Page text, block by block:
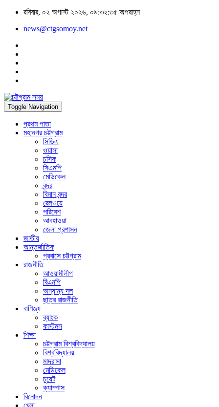
রবিবার, ০২ অগাস্ট ২০২৬, ০৯:৩২:৩৫ অপরাহ্ন
news@ctgsomoy.net
Toggle Navigation
প্রথম পাতা
মহানগর চট্টগ্রাম
সিডিএ
ওয়াসা
চসিক
সিএমপি
মেডিকেল
বন্দর
বিমান বন্দর
রেলওয়ে
পরিবেশ
আবহাওয়া
জেলা প্রশাসন
জাতীয়
আন্তর্জাতিক
প্রবাসে চট্টগ্রাম
রাজনীতি
আওয়ামীলীগ
বিএনপি
অন্যান্য দল
ছাত্র রাজনীতি
বাণিজ্য
ব্যাংক
কাস্টমস
শিক্ষা
চট্টগ্রাম বিশ্ববিদ্যালয়
বিশ্ববিদ্যালয়
মাদরাসা
মেডিকেল
চুয়েট
ক্যাম্পাস
বিনোদন
খেলা